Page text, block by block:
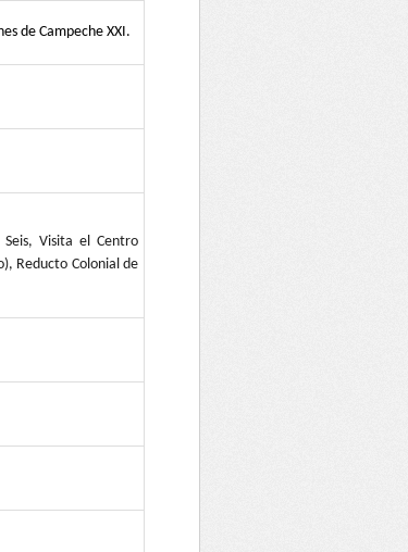
de Campeche XXI.
Visita el Centro
Reducto Colonial de